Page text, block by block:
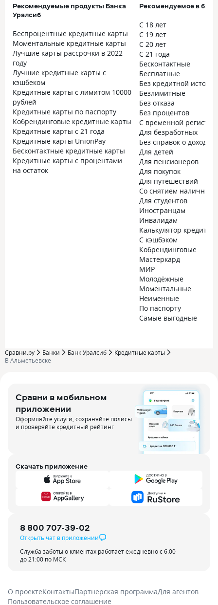
Рекомендуемые продукты Банка
Уралсиб
Беспроцентные кредитные карты
Моментальные кредитные карты
Лучшие карты рассрочки в 2022
году
Лучшие кредитные карты с
кэшбеком
Кредитные карты с лимитом 10000
рублей
Кредитные карты по паспорту
Кобрендинговые кредитные карты
Кредитные карты с 21 года
Кредитные карты UnionPay
Бесконтактные кредитные карты
Кредитные карты с процентами
на остаток
Рекомендуемое в
С 18 лет
С 19 лет
С 20 лет
С 21 года
Бесконтактные
Бесплатные
Без кредитной
Безлимитные
Без отказа
Без процентов
С временной
Для безработных
Без справок о доходах
Для детей
Для пенсионеров
Для покупок
Для путешествий
Со снятием наличных
Для студентов
Иностранцам
Инвалидам
Калькулятор
С кэшбэком
Кобрендинговые
Мастеркард
МИР
Молодёжные
Моментальные
Неименные
По паспорту
Самые выгодные
Сравни.ру Банки Банк Уралсиб
Кредитные карты
В Альметьевске
Сравни в мобильном
приложении
Оформляйте услуги, сохраняйте полисы
и проверяйте кредитный рейтинг
Скачать приложение
8 800 707-39-02
Открыть чат в приложении
Служба заботы о клиентах работает ежедневно с 6:00
до 21:00 по МСК
О проектеКонтактыПартнерская программаДля агентов
Пользовательское соглашение